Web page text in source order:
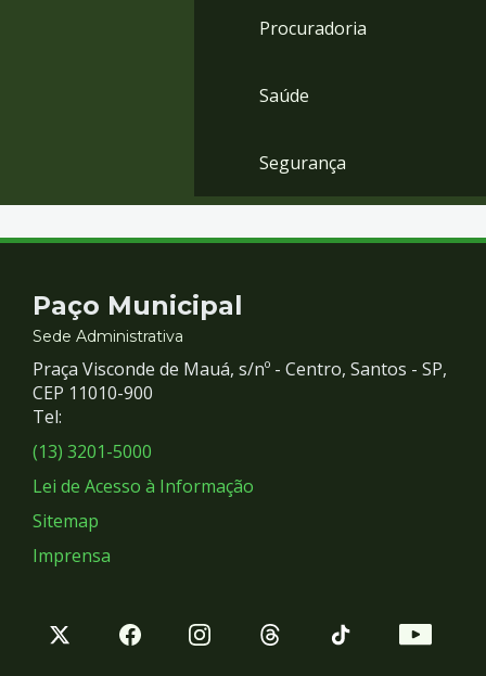
Procuradoria
Saúde
Segurança
Contato
e
Redes
Sociais
Paço Municipal
Sede Administrativa
Praça Visconde de Mauá, s/nº - Centro, Santos - SP,
CEP 11010-900
Tel:
(13) 3201-5000
Lei de Acesso à Informação
Sitemap
Imprensa